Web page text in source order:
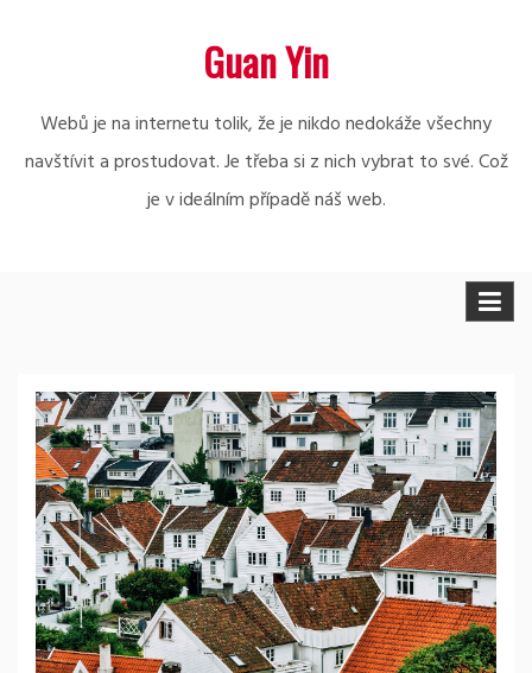
Guan Yin
Webů je na internetu tolik, že je nikdo nedokáže všechny
navštívit a prostudovat. Je třeba si z nich vybrat to své. Což
je v ideálním případě náš web.